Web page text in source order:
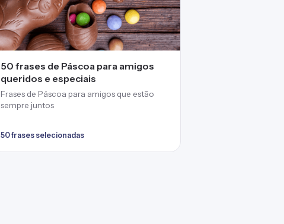
50 frases de Páscoa para amigos
queridos e especiais
Frases de Páscoa para amigos que estão
sempre juntos
50 frases selecionadas